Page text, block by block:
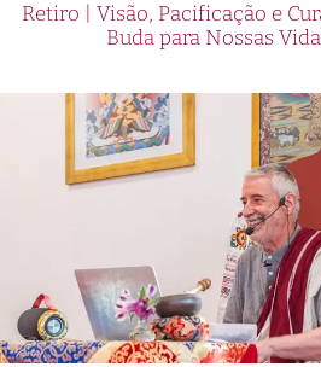
Retiro | Visão, Pacificação e
Buda para Nossas